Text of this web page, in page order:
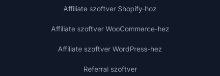
Affiliate szoftver Shopify-hoz
Affiliate szoftver WooCommerce-hez
Affiliate szoftver WordPress-hez
Referral szoftver